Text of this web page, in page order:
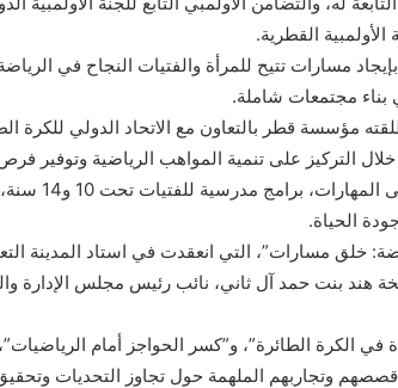
القطرية.
مسارات تتيح للمرأة والفتيات النجاح في
بناء مجتمعات شاملة.
مؤسسة قطر بالتعاون مع الاتحاد الدولي للكرة
التركيز على تنمية المواهب الرياضية وتوفير
وتشمل مبادرات
الحياة.
مسارات”، التي انعقدت في استاد المدينة
هند بنت حمد آل ثاني، نائب رئيس مجلس الإدارة
في الكرة الطائرة”، و”كسر الحواجز أمام
وتجاربهم الملهمة حول تجاوز التحديات